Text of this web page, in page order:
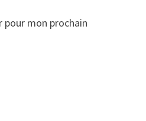
mon prochain